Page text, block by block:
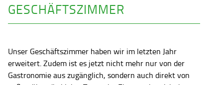
GESCHÄFTSZIMMER
Unser Geschäftszimmer haben wir im letzten Jahr
erweitert. Zudem ist es jetzt nicht mehr nur von der
Gastronomie aus zugänglich, sondern auch direkt von